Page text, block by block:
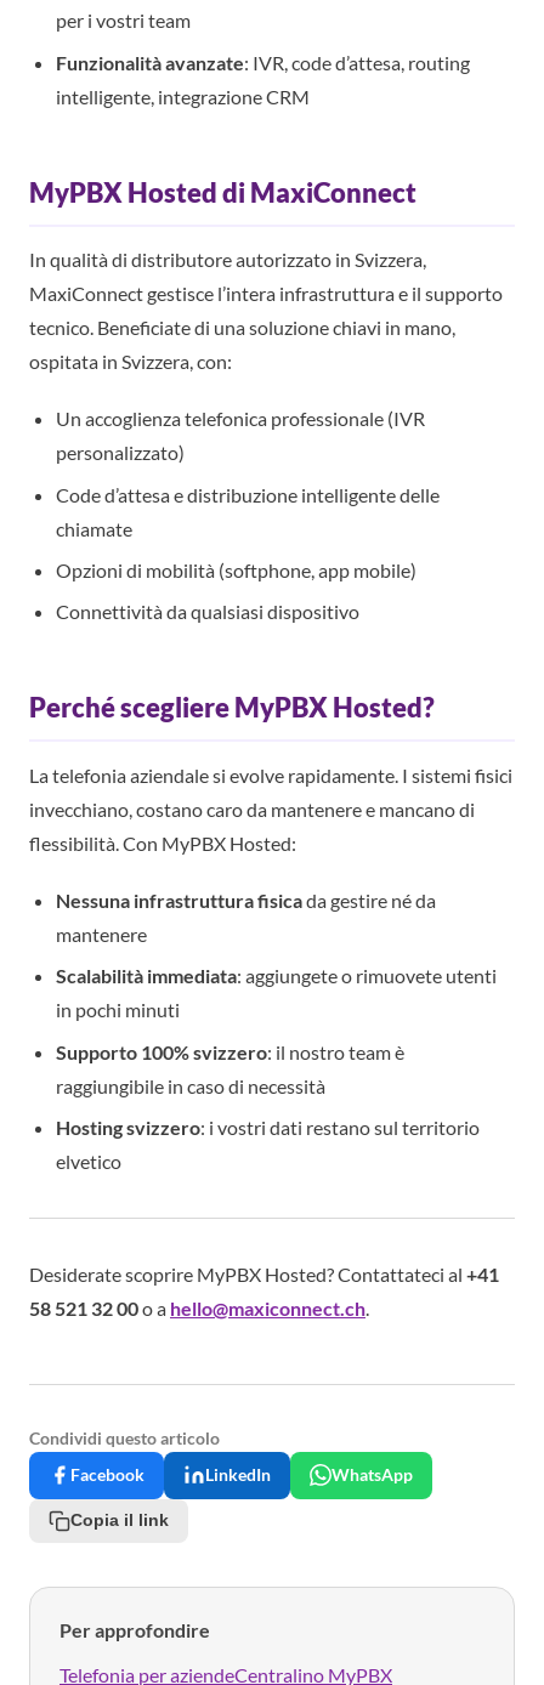
per i vostri team
Funzionalità avanzate: IVR, code d’attesa, routing
intelligente, integrazione CRM
MyPBX Hosted di MaxiConnect
In qualità di distributore autorizzato in Svizzera,
MaxiConnect gestisce l’intera infrastruttura e il supporto
tecnico. Beneficiate di una soluzione chiavi in mano,
ospitata in Svizzera, con:
Un accoglienza telefonica professionale (IVR
personalizzato)
Code d’attesa e distribuzione intelligente delle
chiamate
Opzioni di mobilità (softphone, app mobile)
Connettività da qualsiasi dispositivo
Perché scegliere MyPBX Hosted?
La telefonia aziendale si evolve rapidamente. I sistemi fisici
invecchiano, costano caro da mantenere e mancano di
flessibilità. Con MyPBX Hosted:
Nessuna infrastruttura fisicada gestire né da
mantenere
Scalabilità immediata: aggiungete o rimuovete utenti
in pochi minuti
Supporto 100% svizzero: il nostro team è
raggiungibile in caso di necessità
Hosting svizzero: i vostri dati restano sul territorio
elvetico
Desiderate scoprire MyPBX Hosted? Contattateci al +41
58 521 32 00o a hello@maxiconnect.ch.
Condividi questo articolo
Facebook LinkedIn WhatsApp
Copia il link
Per approfondire
Telefonia per aziendeCentralino MyPBX